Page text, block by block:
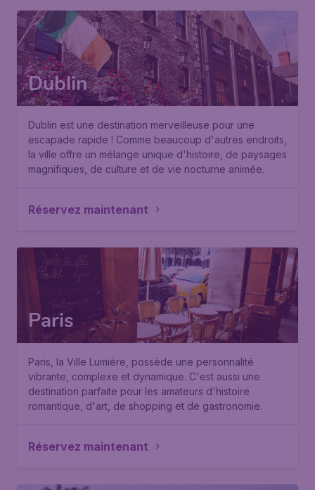
Dublin
Dublin est une destination merveilleuse pour une
escapade rapide ! Comme beaucoup d'autres endroits,
la ville offre un mélange unique d'histoire, de paysages
magnifiques, de culture et de vie nocturne animée.
Réservez maintenant
Paris
Paris, la Ville Lumière, possède une personnalité
vibrante, complexe et dynamique. C'est aussi une
destination parfaite pour les amateurs d'histoire
romantique, d'art, de shopping et de gastronomie.
Réservez maintenant